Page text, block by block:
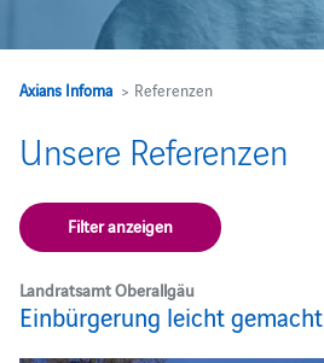
Axians Infoma> Referenzen
Unsere Referenzen
Filter anzeigen
Landratsamt Oberallgäu
Einbürgerung leicht gemacht